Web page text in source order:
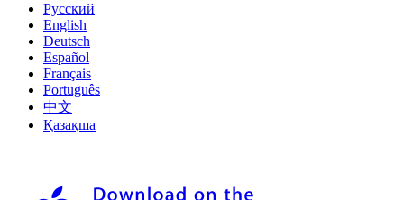
Русский
English
Deutsch
Español
Français
Português
中文
Қазақша